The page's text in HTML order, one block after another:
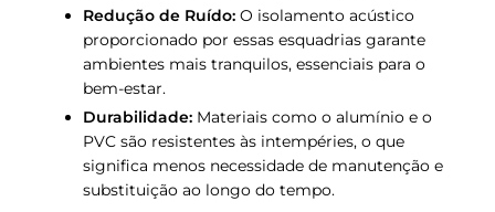
Redução de Ruído: O isolamento acústico
proporcionado por essas esquadrias garante
ambientes mais tranquilos, essenciais para o
bem-estar.
Durabilidade: Materiais como o alumínio e o
PVC são resistentes às intempéries, o que
significa menos necessidade de manutenção e
substituição ao longo do tempo.